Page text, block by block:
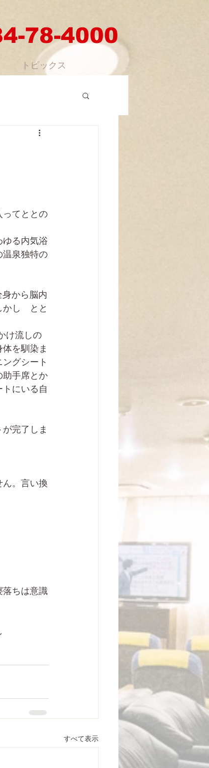
78-4000
トピックス
ってととの
る内気浴
温泉独特の
から脳内
し　とと
け流しの
を馴染ま
グシート
助手席とか
にいる自
完了しま
。言い換
落ちは意識
すべて表示